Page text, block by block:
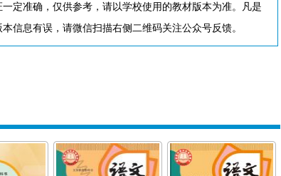
定准确，仅供参考，请以学校使用的教材版本为准。凡是
信息有误，请微信扫描右侧二维码关注公众号反馈。